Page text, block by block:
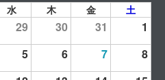
水 木 金 土
29 30 31
1
5 6 7
8